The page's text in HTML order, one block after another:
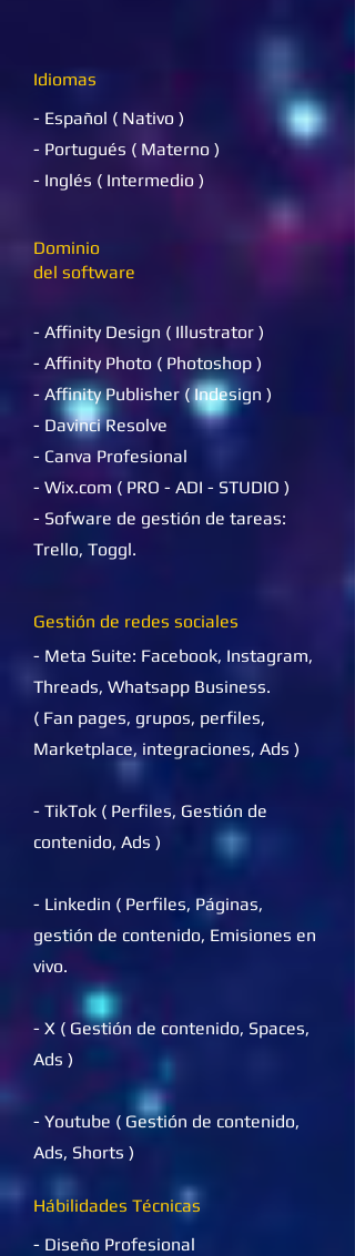
Idiomas
- Español ( Nativo )
- Portugués ( Materno )
- Inglés ( Intermedio )
Dominio
del software
- Affinity Design ( Illustrator )
- Affinity Photo ( Photoshop )
- Affinity Publisher ( Indesign )
- Davinci Resolve
- Canva Profesional
- Wix.com ( PRO - ADI - STUDIO )
- Sofware de gestión de tareas:
Trello, Toggl.
Gestión de redes sociales
- Meta Suite: Facebook, Instagram,
Threads, Whatsapp Business.
( Fan pages, grupos, perfiles,
Marketplace, integraciones, Ads )
- TikTok ( Perfiles, Gestión de
contenido, Ads )
- Linkedin ( Perfiles, Páginas,
gestión de contenido, Emisiones en
vivo.
​- X ( Gestión de contenido, Spaces,
Ads )
- Youtube ( Gestión de contenido,
Ads, Shorts )
Hábilidades Técnicas
- Diseño Profesional